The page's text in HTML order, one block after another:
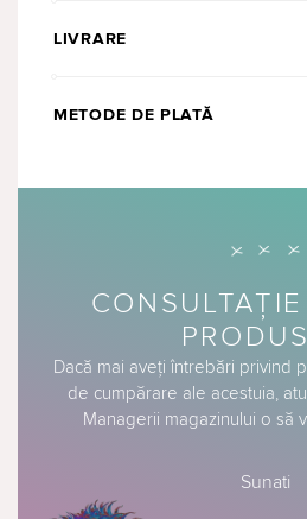
LIVRARE
METODE DE PLATĂ
Dacă mai aveți întrebări privind
de cumpărare ale acestuia,
Managerii magazinului o să
Sunati